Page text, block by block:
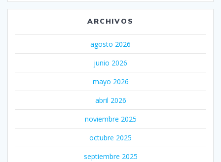
ARCHIVOS
agosto 2026
junio 2026
mayo 2026
abril 2026
noviembre 2025
octubre 2025
septiembre 2025